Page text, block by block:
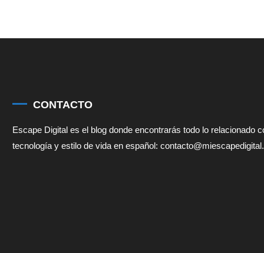
CONTACTO
Escape Digital es el blog donde encontrarás todo lo relacionado
tecnología y estilo de vida en español: